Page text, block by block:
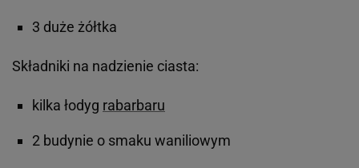
3 duże żółtka
Składniki na nadzienie ciasta:
kilka łodyg rabarbaru
2 budynie o smaku waniliowym